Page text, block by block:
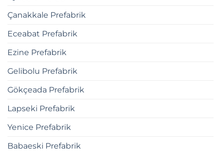
Çanakkale Prefabrik
Eceabat Prefabrik
Ezine Prefabrik
Gelibolu Prefabrik
Gökçeada Prefabrik
Lapseki Prefabrik
Yenice Prefabrik
Babaeski Prefabrik